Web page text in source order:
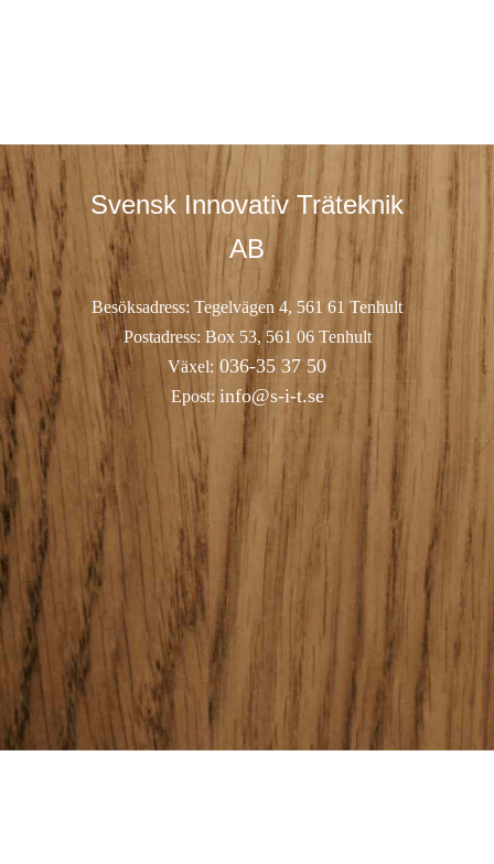
Svensk Innovativ Träteknik
AB
Besöksadress: Tegelvägen 4, 561 61 Tenhult
Postadress: Box 53, 561 06 Tenhult
Växel: 036-35 37 50
Epost: info@s-i-t.se